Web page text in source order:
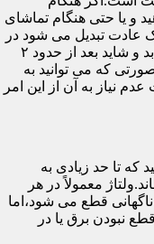
و یا حتی هنگام تماشای
یک عادت تبدیل می شود در
نتیجه طول عمر تلویزیون شما کاهش می یابد و شاید بعد از حدود ۲
که می توانید به
نیاز به آن از این امر
که تا حد زیادی به
معمولاً در هر
قطع می شود،اما
نبودن برق یا در